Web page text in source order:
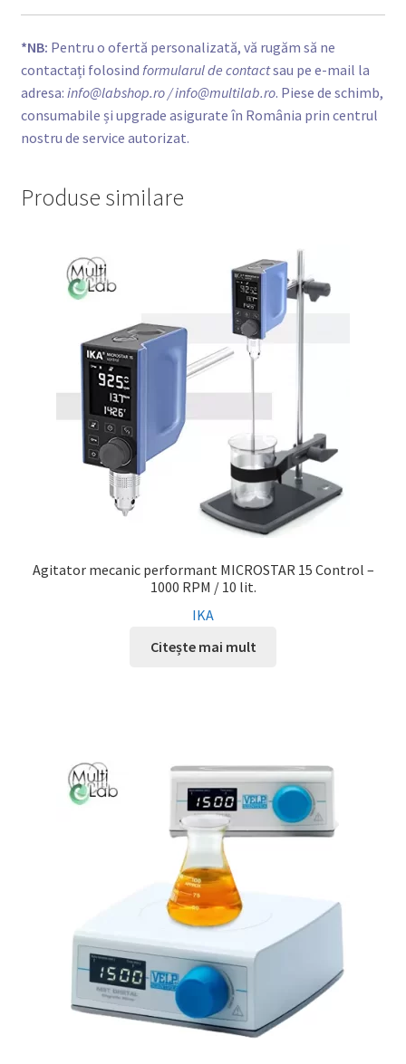
*NB: Pentru o ofertă personalizată, vă rugăm să ne
contactați folosind formularul de contactsau pe e-mail la
adresa: info@labshop.ro/ info@multilab.ro. Piese de schimb,
consumabile și upgrade asigurate în România prin centrul
nostru de service autorizat.
Produse similare
Agitator mecanic performant MICROSTAR 15 Control –
1000 RPM / 10 lit.
IKA
Citește mai mult